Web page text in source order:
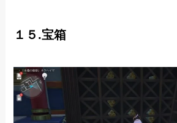
１５.宝箱